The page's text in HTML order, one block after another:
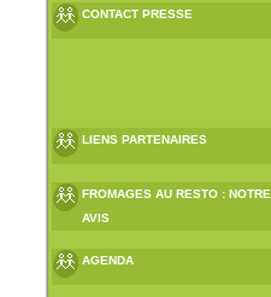
CONTACT PRESSE
LIENS PARTENAIRES
FROMAGES AU RESTO : NOTRE
AVIS
AGENDA